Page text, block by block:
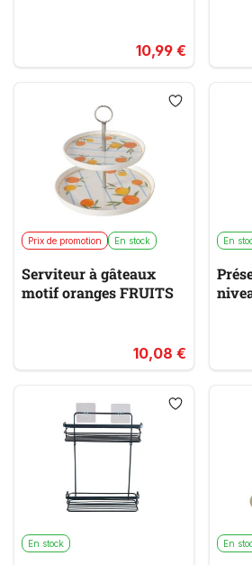
10,99 €
Prix de promotion En stock
Serviteur à gâteaux
motif oranges FRUITS
10,08 €
En
En stock En